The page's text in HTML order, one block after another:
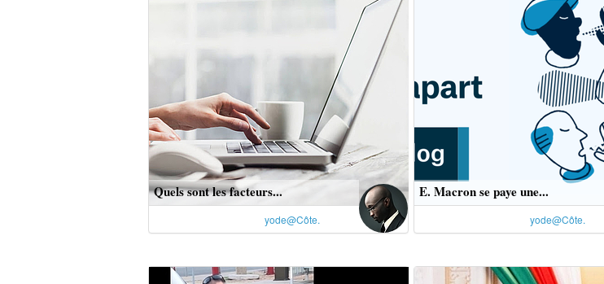
Quels sont les facteurs...
yode@Côte.
E. Macron se paye une...
yode@Côte.